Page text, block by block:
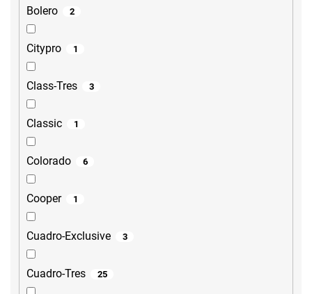
Bolero 2
Citypro 1
Class-Tres 3
Classic 1
Colorado 6
Cooper 1
Cuadro-Exclusive 3
Cuadro-Tres 25